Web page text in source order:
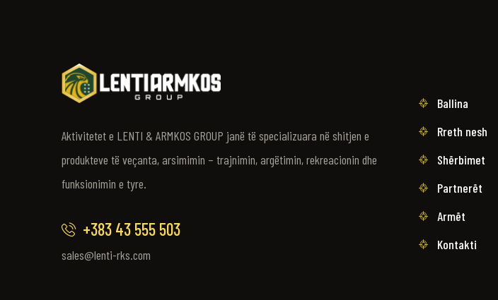
Aktivitetet e LENTI & ARMKOS GROUP janë të specializuara në shitjen e
produkteve të veçanta, arsimimin – trajnimin, argëtimin, rekreacionin dhe
funksionimin e tyre.
+383 43 555 503
sales@lenti-rks.com
Ballina
Rreth nesh
Shërbimet
Partnerët
Armët
Kontakti